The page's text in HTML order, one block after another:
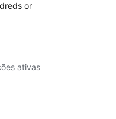
or
ativas